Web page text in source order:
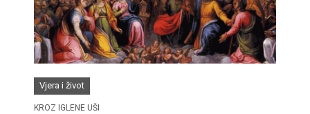
Vjera i život
KROZ IGLENE UŠI